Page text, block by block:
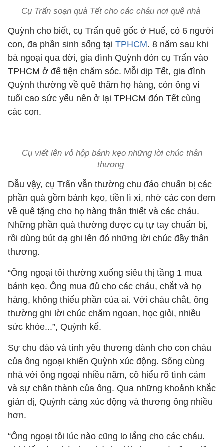
Cụ Trấn soạn quà Tết cho các cháu nơi quê nhà
Quỳnh cho biết, cụ Trấn quê gốc ở Huế, có 6 người
con, đa phần sinh sống tại TPHCM. 8 năm sau khi
bà ngoại qua đời, gia đình Quỳnh đón cụ Trấn vào
TPHCM ở để tiện chăm sóc. Mỗi dịp Tết, gia đình
Quỳnh thường về quê thăm họ hàng, còn ông vì
tuổi cao sức yếu nên ở lại TPHCM đón Tết cùng
các con.
Cụ viết lên vỏ hộp bánh kẹo những lời chúc thân
thương
Dẫu vậy, cụ Trấn vẫn thường chu đáo chuẩn bị các
phần quà gồm bánh kẹo, tiền lì xì, nhờ các con đem
về quê tặng cho họ hàng thân thiết và các cháu.
Những phần quà thường được cụ tự tay chuẩn bị,
rồi dùng bút dạ ghi lên đó những lời chúc đầy thân
thương.
“Ông ngoại tôi thường xuống siêu thị tầng 1 mua
bánh kẹo. Ông mua đủ cho các cháu, chắt và họ
hàng, không thiếu phần của ai. Với cháu chắt, ông
thường ghi lời chúc chăm ngoan, học giỏi, nhiều
sức khỏe...”, Quỳnh kể.
Sự chu đáo và tình yêu thương dành cho con cháu
của ông ngoại khiến Quỳnh xúc động. Sống cùng
nhà với ông ngoại nhiều năm, cô hiểu rõ tình cảm
và sự chân thành của ông. Qua những khoảnh khắc
giản dị, Quỳnh càng xúc động và thương ông nhiều
hơn.
“Ông ngoại tôi lúc nào cũng lo lắng cho các cháu.